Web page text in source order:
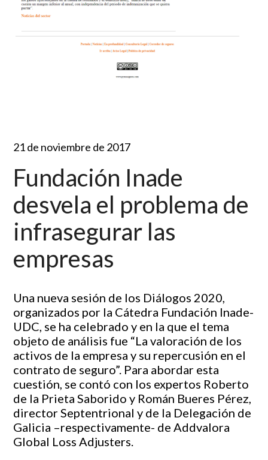
21 de noviembre de 2017
Fundación Inade
desvela el problema de
infrasegurar las
empresas
Una nueva sesión de los Diálogos 2020,
organizados por la Cátedra Fundación Inade-
UDC, se ha celebrado y en la que el tema
objeto de análisis fue “La valoración de los
activos de la empresa y su repercusión en el
contrato de seguro”. Para abordar esta
cuestión, se contó con los expertos Roberto
de la Prieta Saborido y Román Bueres Pérez,
director Septentrional y de la Delegación de
Galicia –respectivamente- de Addvalora
Global Loss Adjusters.